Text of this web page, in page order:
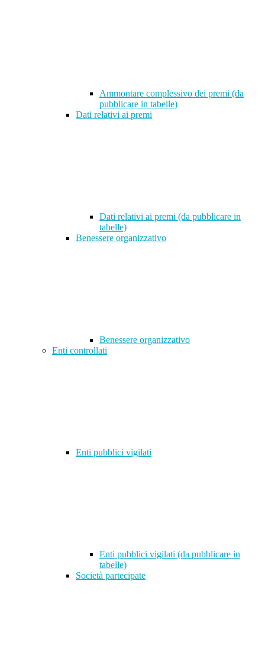
Ammontare complessivo dei premi (da
pubblicare in tabelle)
Dati relativi ai premi
Dati relativi ai premi (da pubblicare in
tabelle)
Benessere organizzativo
Benessere organizzativo
Enti controllati
Enti pubblici vigilati
Enti pubblici vigilati (da pubblicare in
tabelle)
Società partecipate